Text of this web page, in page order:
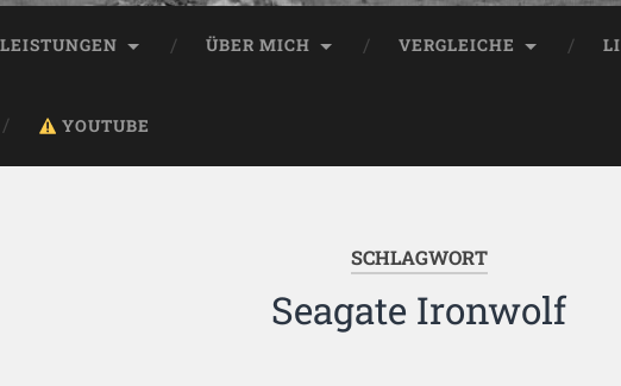
ÜBER MICH VERGLEICHE
YOUTUBE
SCHLAGWORT
Seagate Ironwolf